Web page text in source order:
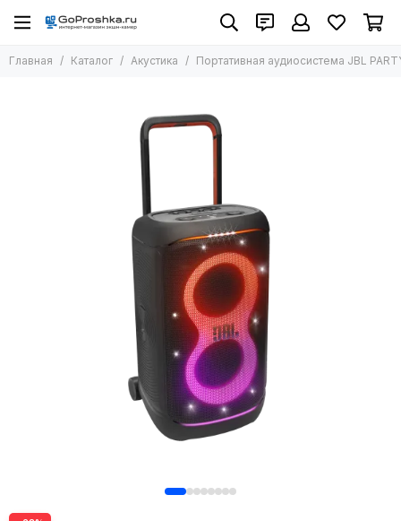
Акустика
Портативные колонки JBL
Наушники Marshall MAJOR V
Наушники Marshall MAJOR IV
Главная Каталог Акустика Портативная аудиосистема JBL